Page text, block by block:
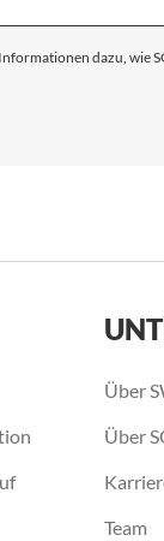
Informationen dazu, wie
Über
Über
Team